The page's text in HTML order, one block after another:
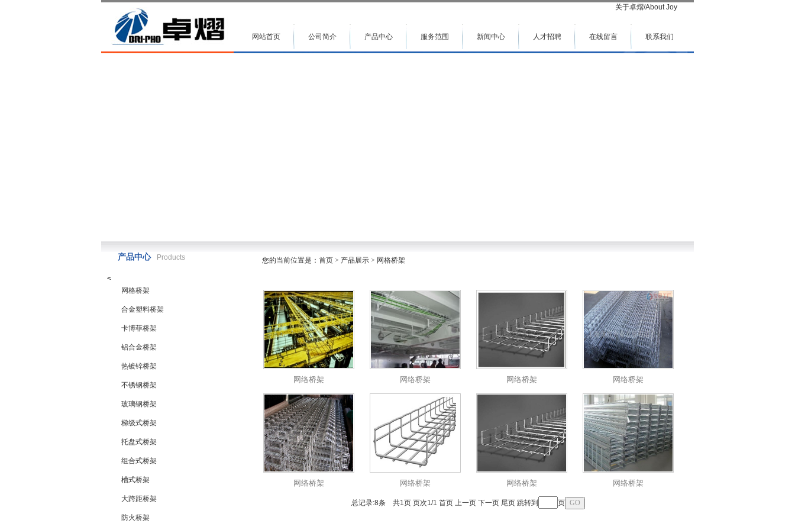
关于卓熠/About Joy
网站首页 公司简介 产品中心 服务范围 新闻中心 人才招聘 在线留言 联系我们
产品中心 Products
<
网格桥架
合金塑料桥架
卡博菲桥架
铝合金桥架
热镀锌桥架
不锈钢桥架
玻璃钢桥架
梯级式桥架
托盘式桥架
组合式桥架
槽式桥架
大跨距桥架
防火桥架
您的当前位置是：首页 > 产品展示 > 网格桥架
网络桥架 网络桥架 网络桥架 网络桥架
网络桥架 网络桥架 网络桥架 网络桥架
总记录:8条 共1页 页次1/1 首页 上一页 下一页 尾页 跳转到 页